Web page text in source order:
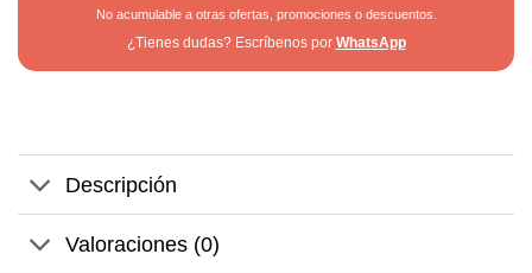
No acumulable a otras ofertas, promociones o descuentos.
¿Tienes dudas? Escríbenos por WhatsApp
Descripción
Valoraciones (0)